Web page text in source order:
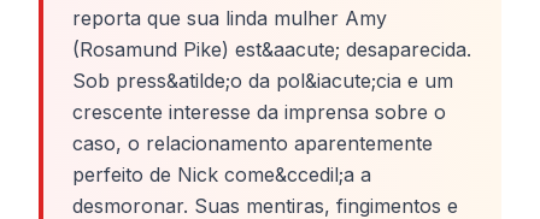
reporta que sua linda mulher Amy
(Rosamund Pike) est&aacute; desaparecida.
Sob press&atilde;o da pol&iacute;cia e um
crescente interesse da imprensa sobre o
caso, o relacionamento aparentemente
perfeito de Nick come&ccedil;a a
desmoronar. Suas mentiras, fingimentos e